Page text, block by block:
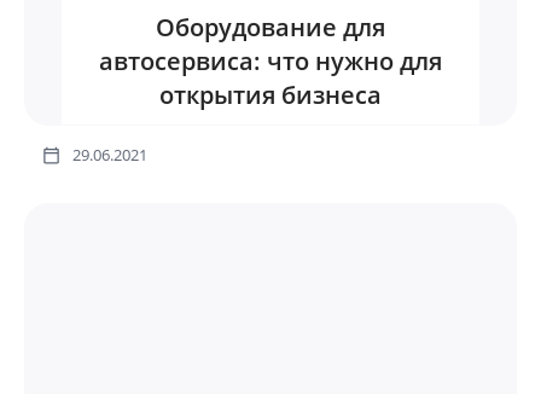
Оборудование для
автосервиса: что нужно для
открытия бизнеса
29.06.2021